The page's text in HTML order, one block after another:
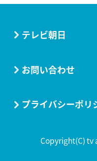
テレビ朝日
お問い合わせ
プライバシーポリ
Copyright(C) tv